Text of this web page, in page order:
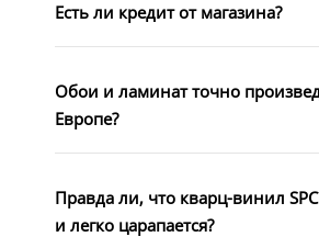
Есть ли кредит от магазина?
Обои и ламинат точно
Европе?
Правда ли, что кварц-винил
и легко царапается?